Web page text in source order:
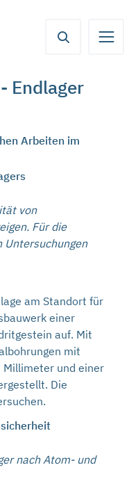
Endlager
Arbeiten im
von
Für die
Untersuchungen
am Standort für
einer
auf. Mit
mit
und einer
Die
nach Atom- und